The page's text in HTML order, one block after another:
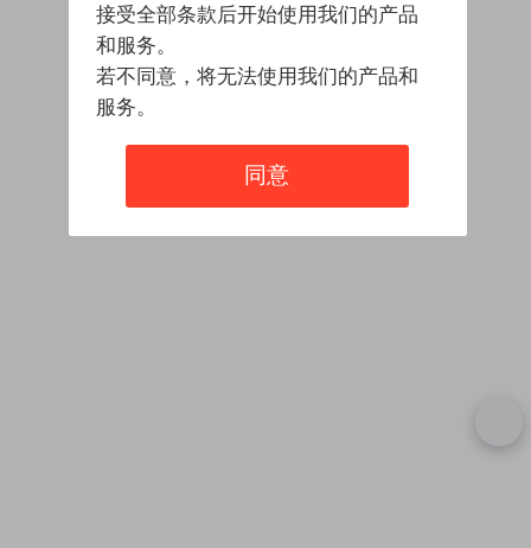
接受全部条款后开始使用我们的产品
和服务。
若不同意，将无法使用我们的产品和
服务。
同意